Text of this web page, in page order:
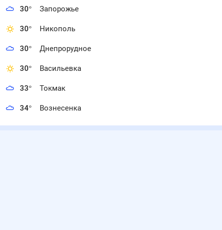
30° Запорожье
30° Никополь
30° Днепрорудное
30° Васильевка
33° Токмак
34° Вознесенка